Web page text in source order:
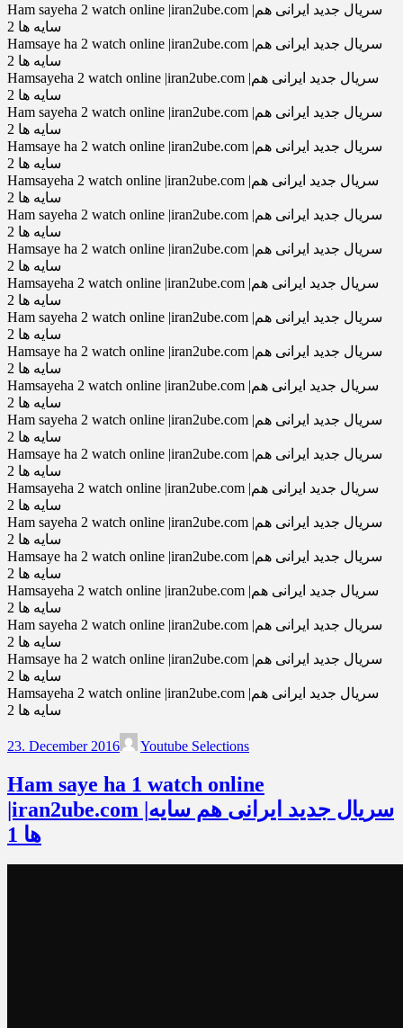
Ham sayeha 2 watch online |iran2ube.com |سریال جدید ایرانی هم
سایه ها 2
Hamsaye ha 2 watch online |iran2ube.com |سریال جدید ایرانی هم
سایه ها 2
Hamsayeha 2 watch online |iran2ube.com |سریال جدید ایرانی هم
سایه ها 2
Ham sayeha 2 watch online |iran2ube.com |سریال جدید ایرانی هم
سایه ها 2
Hamsaye ha 2 watch online |iran2ube.com |سریال جدید ایرانی هم
سایه ها 2
Hamsayeha 2 watch online |iran2ube.com |سریال جدید ایرانی هم
سایه ها 2
Ham sayeha 2 watch online |iran2ube.com |سریال جدید ایرانی هم
سایه ها 2
Hamsaye ha 2 watch online |iran2ube.com |سریال جدید ایرانی هم
سایه ها 2
Hamsayeha 2 watch online |iran2ube.com |سریال جدید ایرانی هم
سایه ها 2
Ham sayeha 2 watch online |iran2ube.com |سریال جدید ایرانی هم
سایه ها 2
Hamsaye ha 2 watch online |iran2ube.com |سریال جدید ایرانی هم
سایه ها 2
Hamsayeha 2 watch online |iran2ube.com |سریال جدید ایرانی هم
سایه ها 2
Ham sayeha 2 watch online |iran2ube.com |سریال جدید ایرانی هم
سایه ها 2
Hamsaye ha 2 watch online |iran2ube.com |سریال جدید ایرانی هم
سایه ها 2
Hamsayeha 2 watch online |iran2ube.com |سریال جدید ایرانی هم
سایه ها 2
Ham sayeha 2 watch online |iran2ube.com |سریال جدید ایرانی هم
سایه ها 2
Hamsaye ha 2 watch online |iran2ube.com |سریال جدید ایرانی هم
سایه ها 2
Hamsayeha 2 watch online |iran2ube.com |سریال جدید ایرانی هم
سایه ها 2
Ham sayeha 2 watch online |iran2ube.com |سریال جدید ایرانی هم
سایه ها 2
Hamsaye ha 2 watch online |iran2ube.com |سریال جدید ایرانی هم
سایه ها 2
Hamsayeha 2 watch online |iran2ube.com |سریال جدید ایرانی هم
سایه ها 2
23. December 2016 Youtube Selections
Ham saye ha 1 watch online
|iran2ube.com |سریال جدید ایرانی هم سایه
ها 1